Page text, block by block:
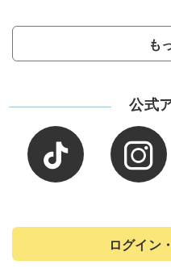
も
公式
ログイン